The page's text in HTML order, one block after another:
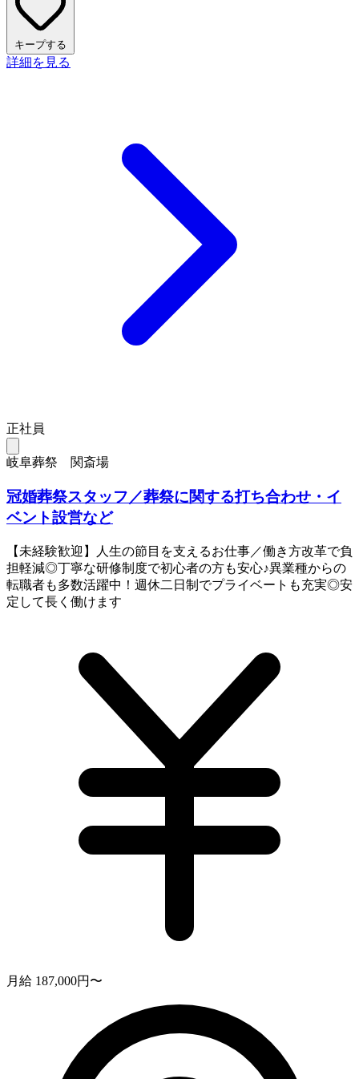
キープする
詳細を見る
正社員
岐阜葬祭 関斎場
冠婚葬祭スタッフ／葬祭に関する打ち合わせ・イ
ベント設営など
【未経験歓迎】人生の節目を支えるお仕事／働き方改革で負
担軽減◎丁寧な研修制度で初心者の方も安心♪異業種からの
転職者も多数活躍中！週休二日制でプライベートも充実◎安
定して長く働けます
月給 187,000円〜